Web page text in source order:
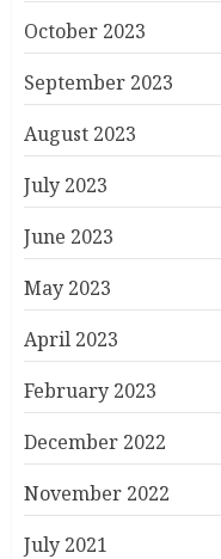
October 2023
September 2023
August 2023
July 2023
June 2023
May 2023
April 2023
February 2023
December 2022
November 2022
July 2021